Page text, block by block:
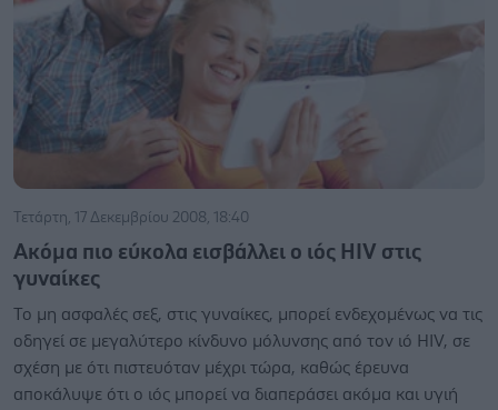
Τετάρτη, 17 Δεκεμβρίου 2008, 18:40
Ακόμα πιο εύκολα εισβάλλει ο ιός HIV στις
γυναίκες
Το μη ασφαλές σεξ, στις γυναίκες, μπορεί ενδεχομένως να τις
οδηγεί σε μεγαλύτερο κίνδυνο μόλυνσης από τον ιό HIV, σε
σχέση με ότι πιστευόταν μέχρι τώρα, καθώς έρευνα
αποκάλυψε ότι ο ιός μπορεί να διαπεράσει ακόμα και υγιή